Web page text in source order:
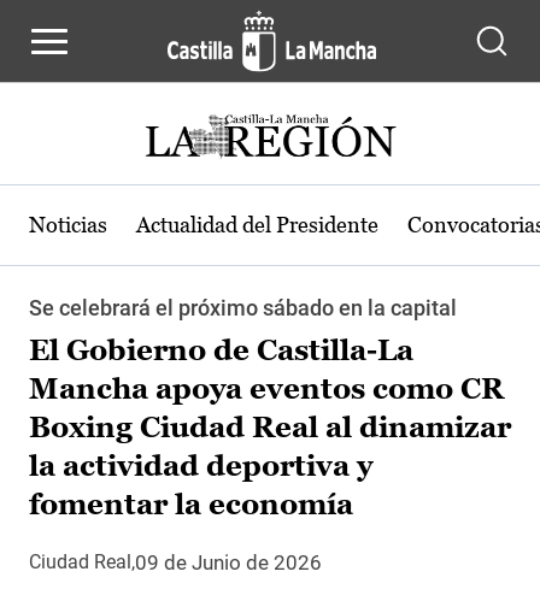
Noticias Actualidad del Presidente
Se celebrará el próximo sábado en la capital
El Gobierno de Castilla-La
Mancha apoya eventos como CR
Boxing Ciudad Real al dinamizar
la actividad deportiva y
fomentar la economía
Ciudad Real 09 de Junio de 2026